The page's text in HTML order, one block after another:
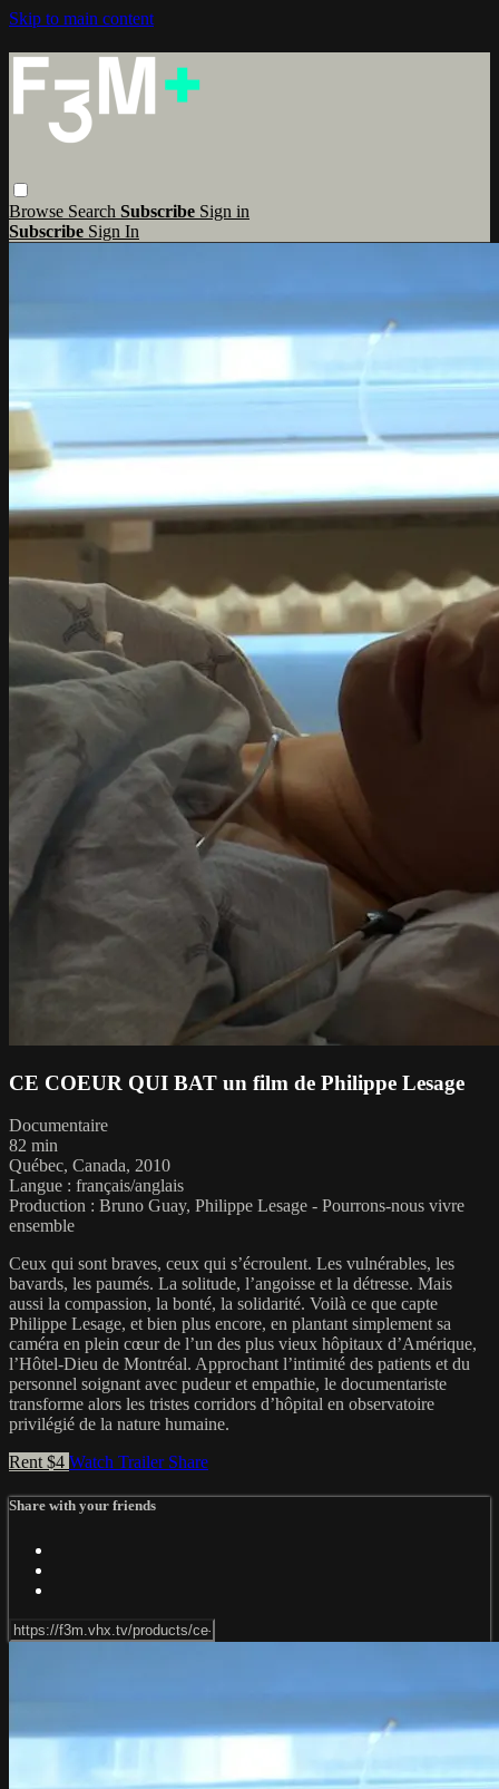
Skip to main content
Browse Search Subscribe Sign in
Subscribe Sign In
CE COEUR QUI BAT un film de Philippe Lesage
Documentaire
82 min
Québec, Canada, 2010
Langue : français/anglais
Production : Bruno Guay, Philippe Lesage - Pourrons-nous vivre
ensemble
Ceux qui sont braves, ceux qui s’écroulent. Les vulnérables, les
bavards, les paumés. La solitude, l’angoisse et la détresse. Mais
aussi la compassion, la bonté, la solidarité. Voilà ce que capte
Philippe Lesage, et bien plus encore, en plantant simplement sa
caméra en plein cœur de l’un des plus vieux hôpitaux d’Amérique,
l’Hôtel-Dieu de Montréal. Approchant l’intimité des patients et du
personnel soignant avec pudeur et empathie, le documentariste
transforme alors les tristes corridors d’hôpital en observatoire
privilégié de la nature humaine.
Rent $4 Watch Trailer Share
Share with your friends